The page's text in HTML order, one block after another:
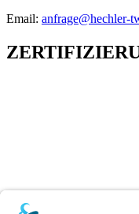
Email: anfrage@hechler-